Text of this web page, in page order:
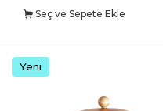
Seç ve Sepete Ekle
Yeni